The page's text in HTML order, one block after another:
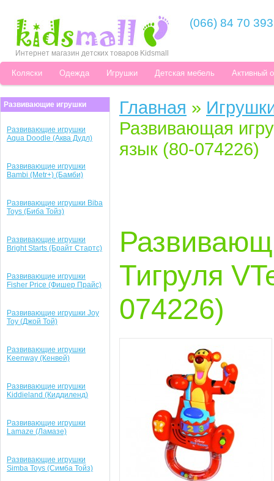
Интернет магазин детских товаров Kidsmall
(066) 84 70 393
Коляски Одежда Игрушки Детская мебель Активный
Развивающие игрушки
Развивающие игрушки
Aqua Doodle (Аква Дудл)
Развивающие игрушки
Bambi (Metr+) (Бамби)
Развивающие игрушки Biba
Toys (Биба Тойз)
Развивающие игрушки
Bright Starts (Брайт Стартс)
Развивающие игрушки
Fisher Price (Фишер Прайс)
Развивающие игрушки Joy
Toy (Джой Той)
Развивающие игрушки
Keenway (Кенвей)
Развивающие игрушки
Kiddieland (Киддиленд)
Развивающие игрушки
Lamaze (Ламазе)
Развивающие игрушки
Simba Toys (Симба Тойз)
Главная »
Развивающая
язык (80-074226)
Тигруля
074226)